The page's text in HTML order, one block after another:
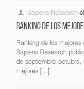
Sapiens Research el
Ranking de los
Ranking de los
Sapiens Research
de septiembre-octubre,
mejores […]